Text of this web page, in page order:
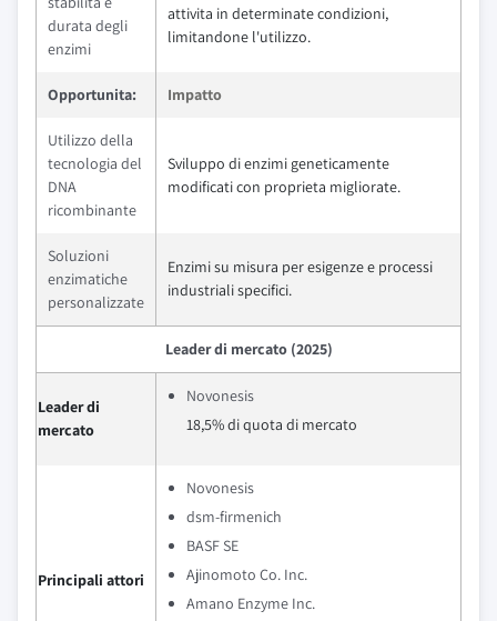
durata degli
enzimi
attivita in determinate condizioni,
limitandone l'utilizzo.
Opportunita: Impatto
Utilizzo della
tecnologia del
DNA
ricombinante
Sviluppo di enzimi geneticamente
modificati con proprieta migliorate.
Soluzioni
enzimatiche
personalizzate
Enzimi su misura per esigenze e processi
industriali specifici.
Leader di mercato (2025)
Leader di
mercato
Novonesis
18,5% di quota di mercato
Principali attori
Novonesis
dsm-firmenich
BASF SE
Ajinomoto Co. Inc.
Amano Enzyme Inc.